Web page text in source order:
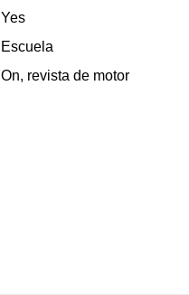
Yes
Escuela
On, revista de motor